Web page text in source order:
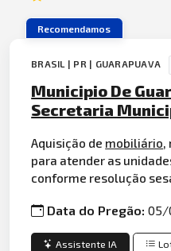
Recomendamos
BRASIL | PR | GUARAPUAVA
Municipio De
Secretaria
Aquisição de mobiliário,
para atender as
conforme resolução
Data do Pregão:05/
Assistente IA